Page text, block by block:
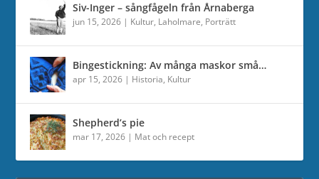
Siv-Inger – sångfågeln från Årnaberga
jun 15, 2026 | Kultur, Laholmare, Porträtt
Bingestickning: Av många maskor små…
apr 15, 2026 | Historia, Kultur
Shepherd’s pie
mar 17, 2026 | Mat och recept